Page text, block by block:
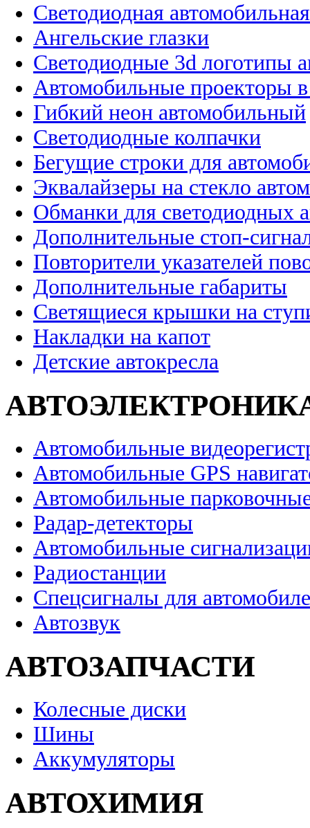
Светодиодная
Ангельские глазки
Светодиодные 3d логотипы
Автомобильные проекторы
Гибкий неон автомобильный
Светодиодные колпачки
Бегущие строки для
Эквалайзеры на стекло
Обманки для светодиодных
Дополнительные стоп-
Повторители указателей
Дополнительные габариты
Светящиеся крышки на
Накладки на капот
Детские автокресла
Автомобильные
Автомобильные GPS
Автомобильные
Радар-детекторы
Автомобильные
Радиостанции
Спецсигналы для
Автозвук
АВТОЗАПЧАСТИ
Колесные диски
Шины
Аккумуляторы
АВТОХИМИЯ